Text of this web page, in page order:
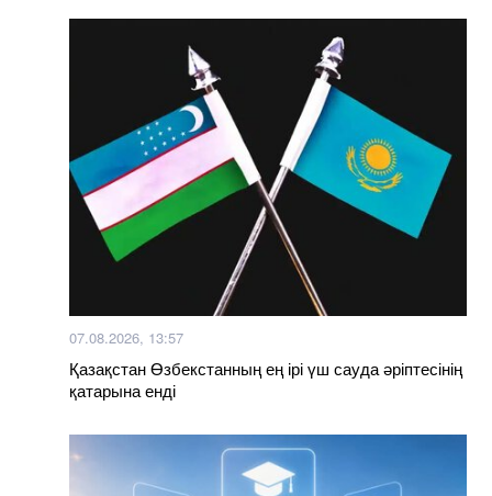
07.08.2026, 13:57
Қазақстан Өзбекстанның ең ірі үш сауда әріптесінің
қатарына енді